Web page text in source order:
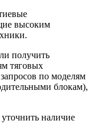
высоким
получить
тяговых
по моделям
блокам),
наличие